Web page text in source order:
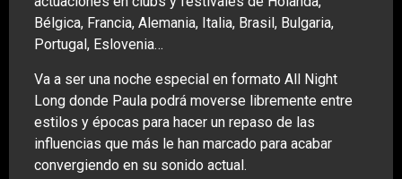
Bélgica, Francia, Alemania, Italia, Brasil, Bulgaria,
Portugal, Eslovenia…
Va a ser una noche especial en formato All Night
Long donde Paula podrá moverse libremente entre
estilos y épocas para hacer un repaso de las
influencias que más le han marcado para acabar
convergiendo en su sonido actual.